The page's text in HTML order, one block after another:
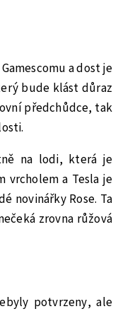
a dost je
bude klást důraz
předchůdce, tak
na lodi, která je
vrcholem a Tesla je
novinářky Rose. Ta
zrovna růžová
potvrzeny, ale